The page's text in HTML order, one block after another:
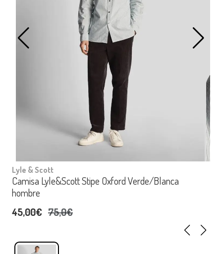
Lyle & Scott
Camisa Lyle&Scott Stipe Oxford Verde/Blanca
hombre
45,00€ 75,0€